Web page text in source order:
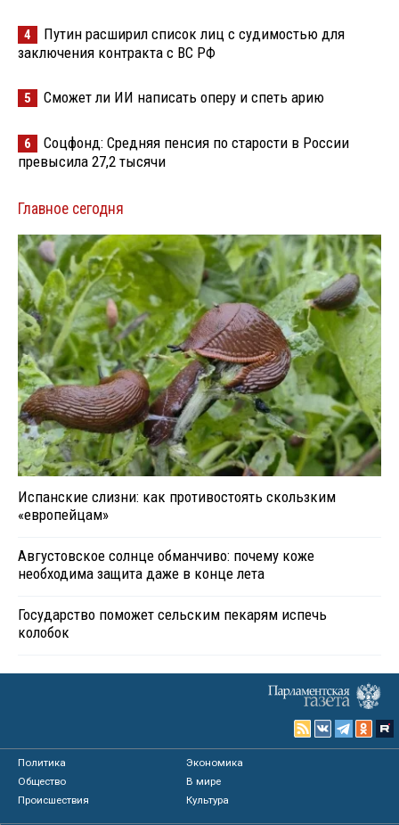
4
Путин расширил список лиц с судимостью для
заключения контракта с ВС РФ
5 Сможет ли ИИ написать оперу и спеть арию
6
Соцфонд: Средняя пенсия по старости в России
превысила 27,2 тысячи
Главное сегодня
Испанские слизни: как противостоять скользким
«европейцам»
Августовское солнце обманчиво: почему коже
необходима защита даже в конце лета
Государство поможет сельским пекарям испечь
колобок
Политика
Экономика
Общество
В мире
Происшествия
Культура